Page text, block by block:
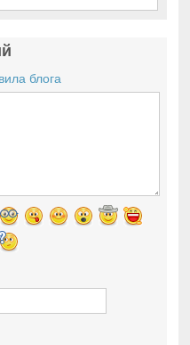
блога